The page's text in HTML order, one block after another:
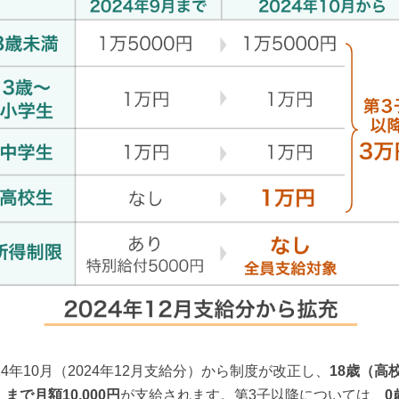
年10月（2024年12月支給分）から制度が改正し、 18歳（高
まで月額10,000円 が支給されます。第3子以降については、 0